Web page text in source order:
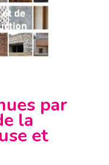
par
la
et